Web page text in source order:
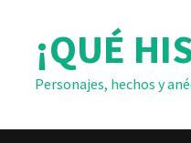
contenido¡QUÉ
Personajes, hechos y